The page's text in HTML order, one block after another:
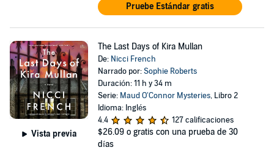
Pruebe Estándar gratis
Vista previa
The Last Days of Kira Mullan
De: Nicci French
Narrado por:Sophie Roberts
Duración: 11 h y 34 m
Serie: Maud O’Connor Mysteries, Libro 2
Idioma: Inglés
4.4
127 calificaciones
$26.09 o gratis con una prueba de 30
días